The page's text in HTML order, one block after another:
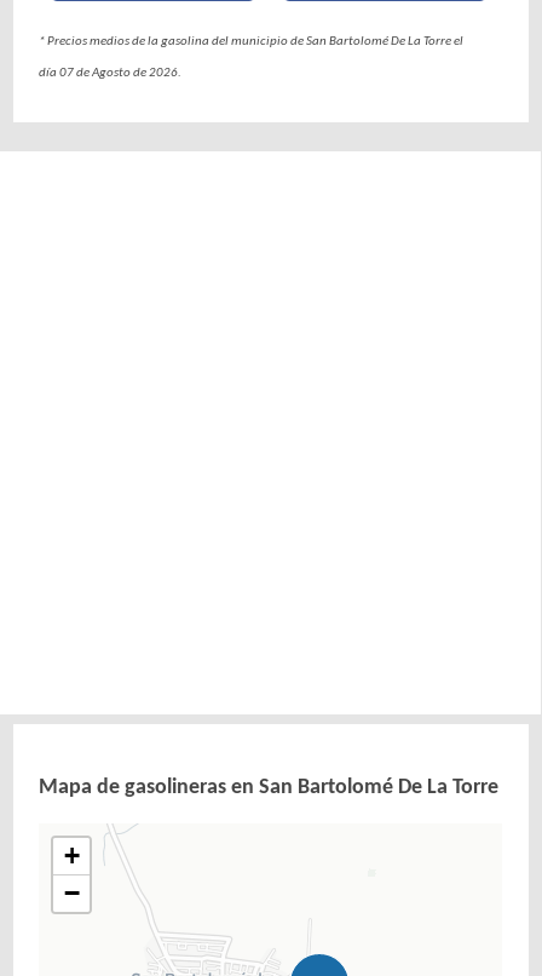
* Precios medios de la gasolina del municipio de San Bartolomé De La Torre el
día 07 de Agosto de 2026.
Mapa de gasolineras en San Bartolomé De La Torre
+
−